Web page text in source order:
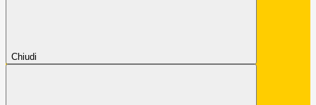
Chiudi